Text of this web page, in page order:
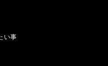
い事